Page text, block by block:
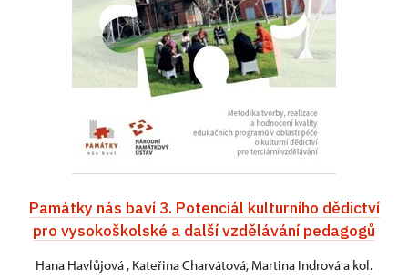
Památky nás baví 3. Potenciál kulturního dědictví
pro vysokoškolské a další vzdělávání pedagogů
Hana Havlůjová , Kateřina Charvátová, Martina Indrová a kol.